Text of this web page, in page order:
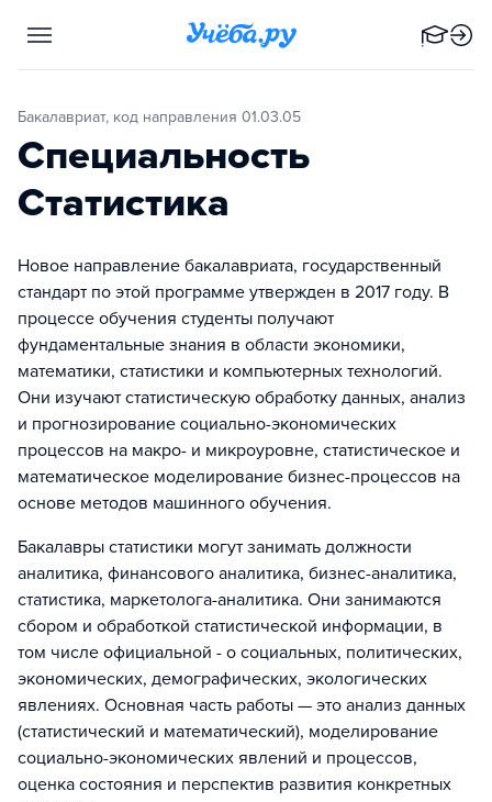
Бакалавриат, код направления 01.03.05
Специальность
Статистика
Новое направление бакалавриата, государственный
стандарт по этой программе утвержден в 2017 году. В
процессе обучения студенты получают
фундаментальные знания в области экономики,
математики, статистики и компьютерных технологий.
Они изучают статистическую обработку данных, анализ
и прогнозирование социально-экономических
процессов на макро- и микроуровне, статистическое и
математическое моделирование бизнес-процессов на
основе методов машинного обучения.
Бакалавры статистики могут занимать должности
аналитика, финансового аналитика, бизнес-аналитика,
статистика, маркетолога-аналитика. Они занимаются
сбором и обработкой статистической информации, в
том числе официальной - о социальных, политических,
экономических, демографических, экологических
явлениях. Основная часть работы — это анализ данных
(статистический и математический), моделирование
социально-экономических явлений и процессов,
оценка состояния и перспектив развития конкретных